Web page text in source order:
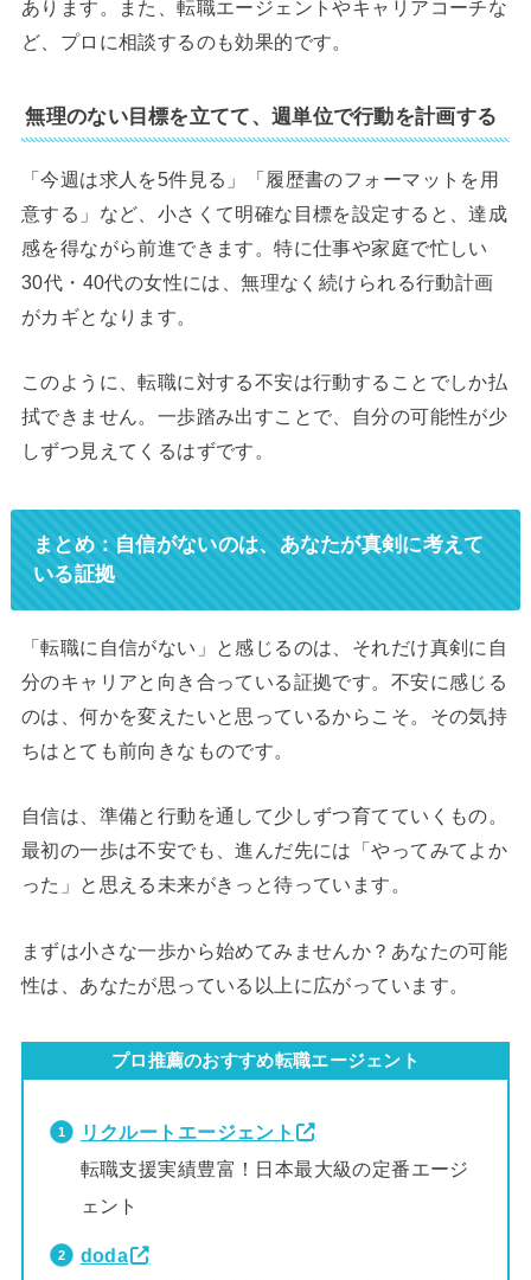
あります。また、転職エージェントやキャリアコーチな
ど、プロに相談するのも効果的です。
無理のない目標を立てて、週単位で行動を計画する
「今週は求人を5件見る」「履歴書のフォーマットを用
意する」など、小さくて明確な目標を設定すると、達成
感を得ながら前進できます。特に仕事や家庭で忙しい
30代・40代の女性には、無理なく続けられる行動計画
がカギとなります。
このように、転職に対する不安は行動することでしか払
拭できません。一歩踏み出すことで、自分の可能性が少
しずつ見えてくるはずです。
まとめ：自信がないのは、あなたが真剣に考えて
いる証拠
「転職に自信がない」と感じるのは、それだけ真剣に自
分のキャリアと向き合っている証拠です。不安に感じる
のは、何かを変えたいと思っているからこそ。その気持
ちはとても前向きなものです。
自信は、準備と行動を通して少しずつ育てていくもの。
最初の一歩は不安でも、進んだ先には「やってみてよか
った」と思える未来がきっと待っています。
まずは小さな一歩から始めてみませんか？あなたの可能
性は、あなたが思っている以上に広がっています。
プロ推薦のおすすめ転職エージェント
リクルートエージェント
転職支援実績豊富！日本最大級の定番エージ
ェント
doda